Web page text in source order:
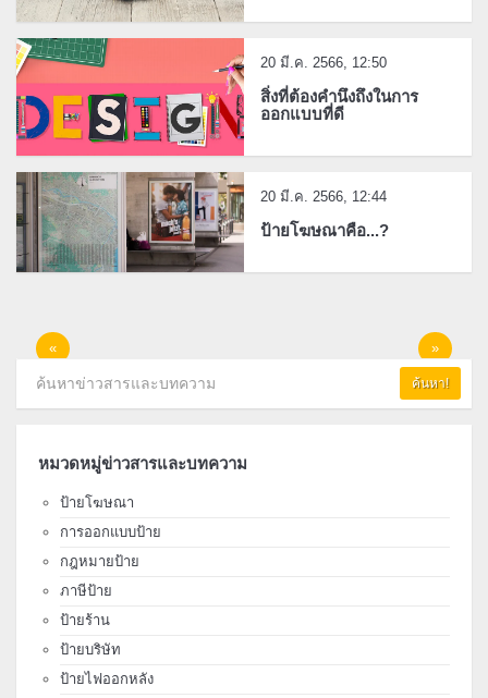
20 มี.ค. 2566, 12:50
สิ่งที่ต้องคำนึงถึงในการ
ออกแบบที่ดี
20 มี.ค. 2566, 12:44
ป้ายโฆษณาคือ...?
« »
ค้นหา!
หมวดหมู่ข่าวสารและบทความ
ป้ายโฆษณา
การออกแบบป้าย
กฎหมายป้าย
ภาษีป้าย
ป้ายร้าน
ป้ายบริษัท
ป้ายไฟออกหลัง